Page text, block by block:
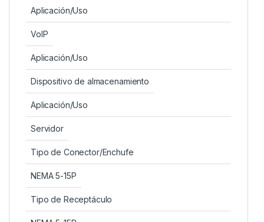
Aplicación/Uso
VoIP
Aplicación/Uso
Dispositivo de almacenamiento
Aplicación/Uso
Servidor
Tipo de Conector/Enchufe
NEMA 5-15P
Tipo de Receptáculo